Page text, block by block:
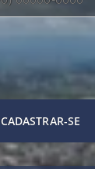
CADASTRAR-SE